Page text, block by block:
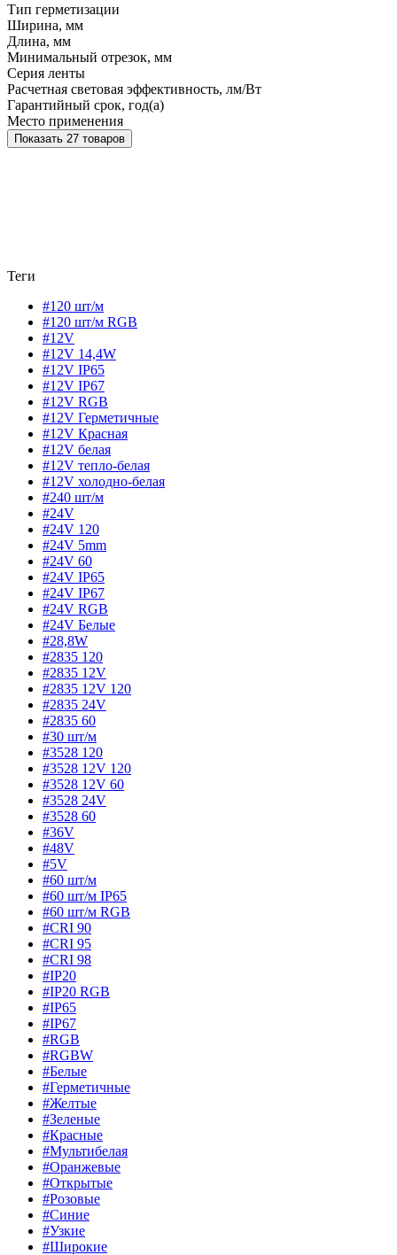
Тип герметизации
Ширина, мм
Длина, мм
Минимальный отрезок, мм
Серия ленты
Расчетная световая эффективность, лм/Вт
Гарантийный срок, год(а)
Место применения
Показать 27 товаров
Теги
#120 шт/м
#120 шт/м RGB
#12V
#12V 14,4W
#12V IP65
#12V IP67
#12V RGB
#12V Герметичные
#12V Красная
#12V белая
#12V тепло-белая
#12V холодно-белая
#240 шт/м
#24V
#24V 120
#24V 5mm
#24V 60
#24V IP65
#24V IP67
#24V RGB
#24V Белые
#28,8W
#2835 120
#2835 12V
#2835 12V 120
#2835 24V
#2835 60
#30 шт/м
#3528 120
#3528 12V 120
#3528 12V 60
#3528 24V
#3528 60
#36V
#48V
#5V
#60 шт/м
#60 шт/м IP65
#60 шт/м RGB
#CRI 90
#CRI 95
#CRI 98
#IP20
#IP20 RGB
#IP65
#IP67
#RGB
#RGBW
#Белые
#Герметичные
#Желтые
#Зеленые
#Красные
#Мультибелая
#Оранжевые
#Открытые
#Розовые
#Синие
#Узкие
#Широкие